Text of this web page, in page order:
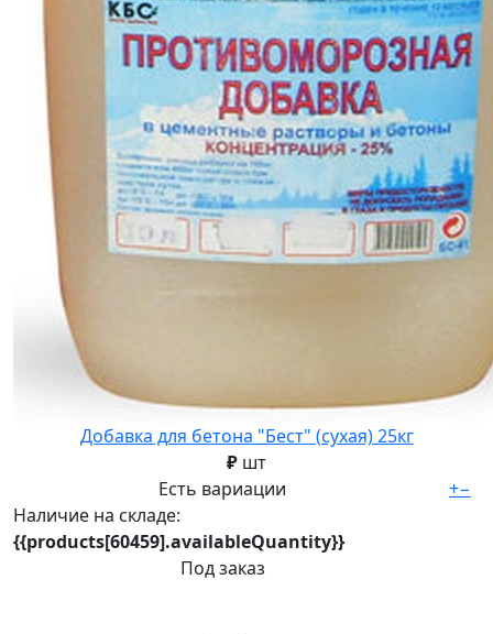
Добавка для бетона "Бест" (сухая) 25кг
₽ шт
Есть вариации
Наличие на складе:
{{products[60459].availableQuantity}}
Под заказ
+−